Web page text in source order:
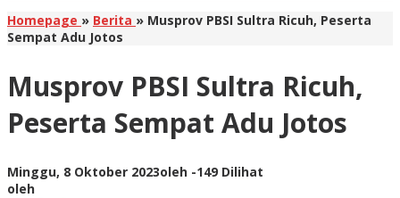
Homepage » Berita » Musprov PBSI Sultra Ricuh, Peserta
Sempat Adu Jotos
Musprov PBSI Sultra Ricuh,
Peserta Sempat Adu Jotos
Minggu, 8 Oktober 2023oleh -149 Dilihat
oleh